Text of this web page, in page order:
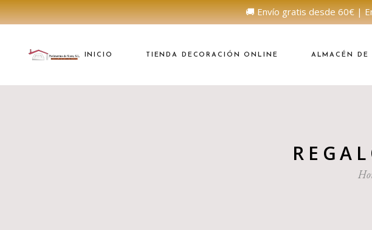
🚚 Envío gratis desde 60€ |
INICIO TIENDA DECORACIÓN ONLINE ALMACÉN DE